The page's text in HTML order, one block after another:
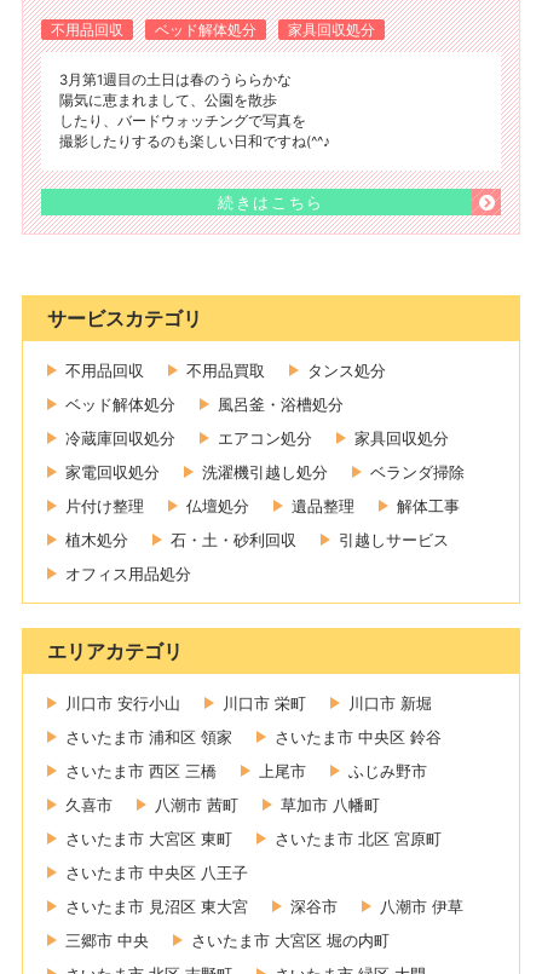
不用品回収 ベッド解体処分 家具回収処分
3月第1週目の土日は春のうららかな
陽気に恵まれまして、公園を散歩
したり、バードウォッチングで写真を
撮影したりするのも楽しい日和ですね(^^♪
続きはこちら
サービスカテゴリ
不用品回収 不用品買取
タンス処分
ベッド解体処分
風呂釜・浴槽処分
冷蔵庫回収処分
エアコン処分
家具回収処分
家電回収処分
洗濯機引越し処分
ベランダ掃除
片付け整理
仏壇処分 遺品整理
解体工事
植木処分
石・土・砂利回収
引越しサービス
オフィス用品処分
エリアカテゴリ
川口市 安行小山 川口市 栄町
川口市 新堀
さいたま市 浦和区 領家
さいたま市 中央区 鈴谷
さいたま市 西区 三橋
上尾市
ふじみ野市
久喜市
八潮市 茜町
草加市 八幡町
さいたま市 大宮区 東町
さいたま市 北区 宮原町
さいたま市 中央区 八王子
さいたま市 見沼区 東大宮
深谷市
八潮市 伊草
三郷市 中央
さいたま市 大宮区 堀の内町